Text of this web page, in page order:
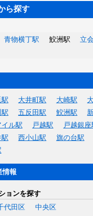
ら探す
青物横丁駅 鮫洲駅
立
大井町駅 大崎駅
五反田駅 鮫洲駅
ル駅 戸越駅
戸越銀座
西小山駅 旗の台駅
情報
ョンを探す
代田区 中央区